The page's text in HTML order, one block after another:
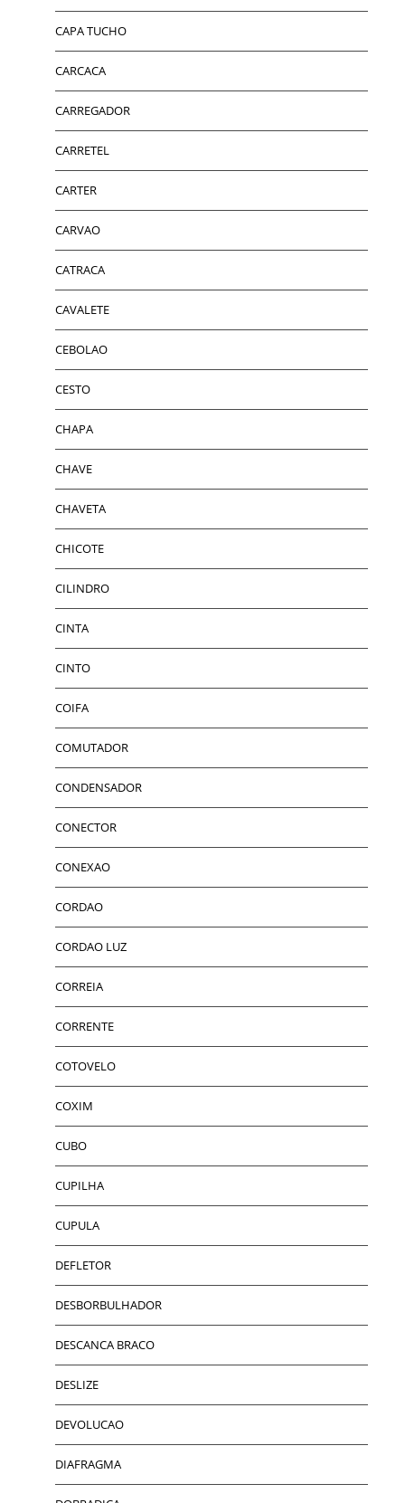
CAPA TUCHO
CARCACA
CARREGADOR
CARRETEL
CARTER
CARVAO
CATRACA
CAVALETE
CEBOLAO
CESTO
CHAPA
CHAVE
CHAVETA
CHICOTE
CILINDRO
CINTA
CINTO
COIFA
COMUTADOR
CONDENSADOR
CONECTOR
CONEXAO
CORDAO
CORDAO LUZ
CORREIA
CORRENTE
COTOVELO
COXIM
CUBO
CUPILHA
CUPULA
DEFLETOR
DESBORBULHADOR
DESCANCA BRACO
DESLIZE
DEVOLUCAO
DIAFRAGMA